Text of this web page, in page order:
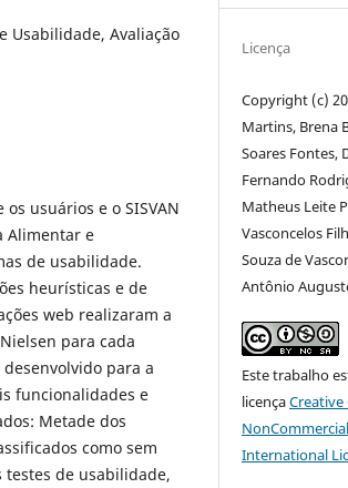
Usabilidade, Avaliação
usuários e o SISVAN
Alimentar e
de usabilidade.
heurísticas e de
web realizaram a
para cada
para a
funcionalidades e
Metade dos
como sem
testes de usabilidade,
Licença
Copyright (c)
Martins, Brena
Soares Fontes,
Fernando
Matheus Leite
Vasconcelos
Souza de
Antônio
Este trabalho
licença
International